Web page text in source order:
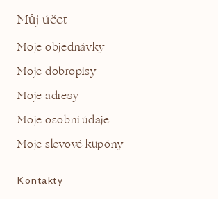
Můj účet
Moje objednávky
Moje dobropisy
Moje adresy
Moje osobní údaje
Moje slevové kupóny
Kontakty